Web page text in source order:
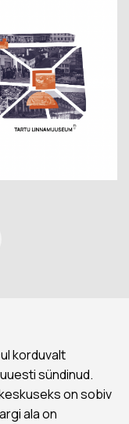
korduvalt
sündinud.
on sobiv
ala on